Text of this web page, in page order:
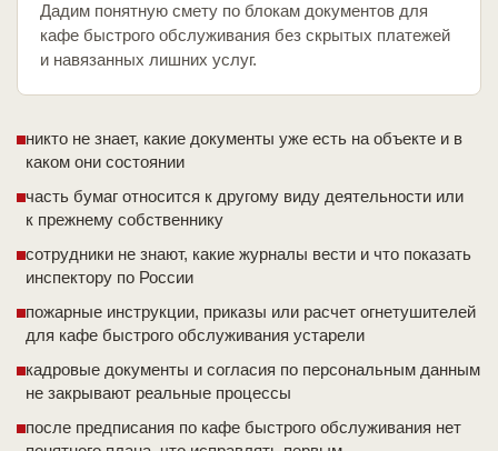
Дадим понятную смету по блокам документов для
кафе быстрого обслуживания без скрытых платежей
и навязанных лишних услуг.
никто не знает, какие документы уже есть на объекте и в
каком они состоянии
часть бумаг относится к другому виду деятельности или
к прежнему собственнику
сотрудники не знают, какие журналы вести и что показать
инспектору по России
пожарные инструкции, приказы или расчет огнетушителей
для кафе быстрого обслуживания устарели
кадровые документы и согласия по персональным данным
не закрывают реальные процессы
после предписания по кафе быстрого обслуживания нет